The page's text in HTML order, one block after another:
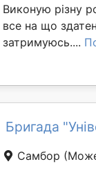
Виконую різну
все на що
затримуюсь....
Бригада
Самбор